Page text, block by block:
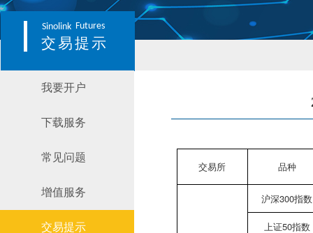
Sinolink Futures
交易提示
我要开户
下载服务
常见问题
增值服务
交易提示
交易所 品种
沪深300指数
上证50指数